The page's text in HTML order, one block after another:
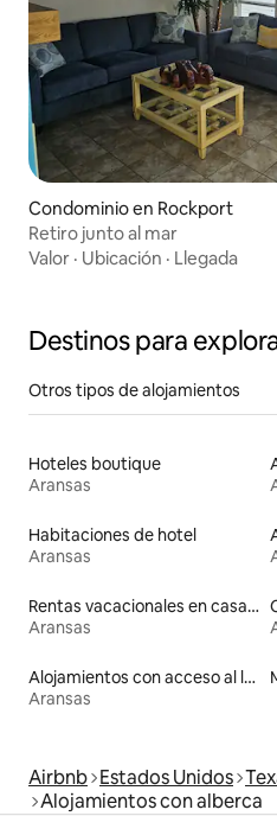
Condominio en Rockport
Retiro junto al mar
Valor · Ubicación · Llegada
Destinos para
Otros tipos de alojamientos
Hoteles boutique
Aransas
Habitaciones de hotel
Aransas
Rentas vacacionales en casas con inodoro de altura accesible
Aransas
Alojamientos con acceso al lago
Aransas
Airbnb Estados Unidos
Alojamientos con alberca